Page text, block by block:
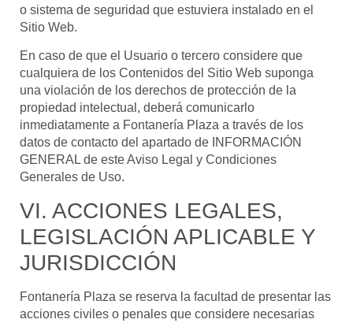
o sistema de seguridad que estuviera instalado en el
Sitio Web.
En caso de que el Usuario o tercero considere que
cualquiera de los Contenidos del Sitio Web suponga
una violación de los derechos de protección de la
propiedad intelectual, deberá comunicarlo
inmediatamente a Fontanería Plaza a través de los
datos de contacto del apartado de INFORMACIÓN
GENERAL de este Aviso Legal y Condiciones
Generales de Uso.
VI. ACCIONES LEGALES,
LEGISLACIÓN APLICABLE Y
JURISDICCIÓN
Fontanería Plaza se reserva la facultad de presentar las
acciones civiles o penales que considere necesarias